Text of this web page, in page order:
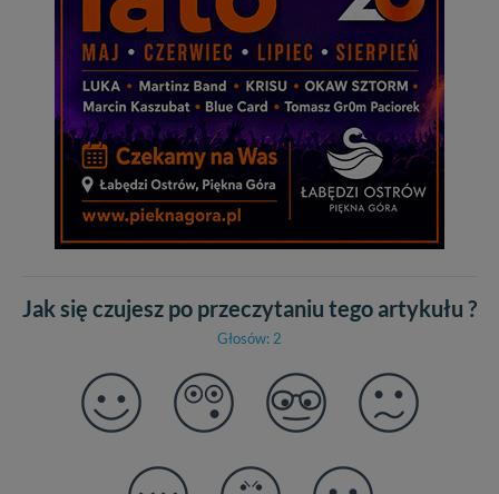
Jak się czujesz po przeczytaniu tego artykułu ?
Głosów: 2